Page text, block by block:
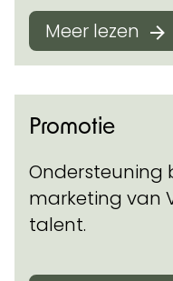
Meer lezen
Promotie
Ondersteuning
marketing van
talent.